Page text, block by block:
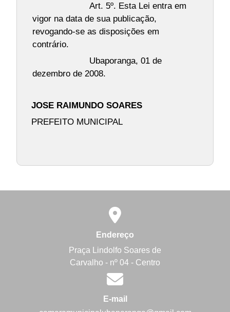
Art. 5º. Esta Lei entra em
vigor na data de sua publicação,
revogando-se as disposições em
contrário.
Ubaporanga, 01 de
dezembro de 2008.
JOSE RAIMUNDO SOARES
PREFEITO MUNICIPAL
Endereço
Praça Lindolfo Soares de
Carvalho - nº 04 - Centro
E-mail